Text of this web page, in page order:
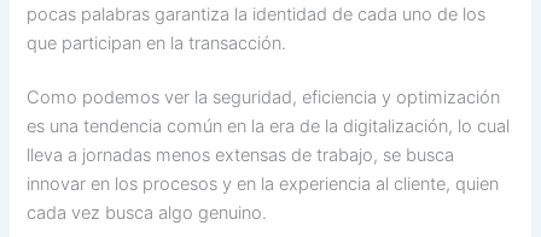
pocas palabras garantiza la identidad de cada uno de los
que participan en la transacción.
Como podemos ver la seguridad, eficiencia y optimización
es una tendencia común en la era de la digitalización, lo cual
lleva a jornadas menos extensas de trabajo, se busca
innovar en los procesos y en la experiencia al cliente, quien
cada vez busca algo genuino.